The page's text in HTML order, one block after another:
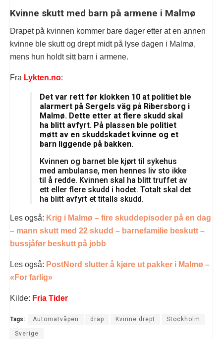
Kvinne skutt med barn på armene i Malmø
Drapet på kvinnen kommer bare dager etter at en annen
kvinne ble skutt og drept midt på lyse dagen i Malmø,
mens hun holdt sitt barn i armene.
Fra Lykten.no:
Det var rett før klokken 10 at politiet ble
alarmert på Sergels väg på Ribersborg i
Malmø. Dette etter at flere skudd skal
ha blitt avfyrt. På plassen ble politiet
møtt av en skuddskadet kvinne og et
barn liggende på bakken.
Kvinnen og barnet ble kjørt til sykehus
med ambulanse, men hennes liv sto ikke
til å redde. Kvinnen skal ha blitt truffet av
ett eller flere skudd i hodet. Totalt skal det
ha blitt avfyrt et titalls skudd.
Les også: Krig i Malmø – fire skuddepisoder på en dag
– mann skutt med 22 skudd – barnefamilie beskutt –
bussjåfør beskutt på jobb
Les også: PostNord slutter å kjøre ut pakker i Malmø –
«For farlig»
Kilde: Fria Tider
Tags: Automatvåpen drap Kvinne drept Stockholm
Sverige